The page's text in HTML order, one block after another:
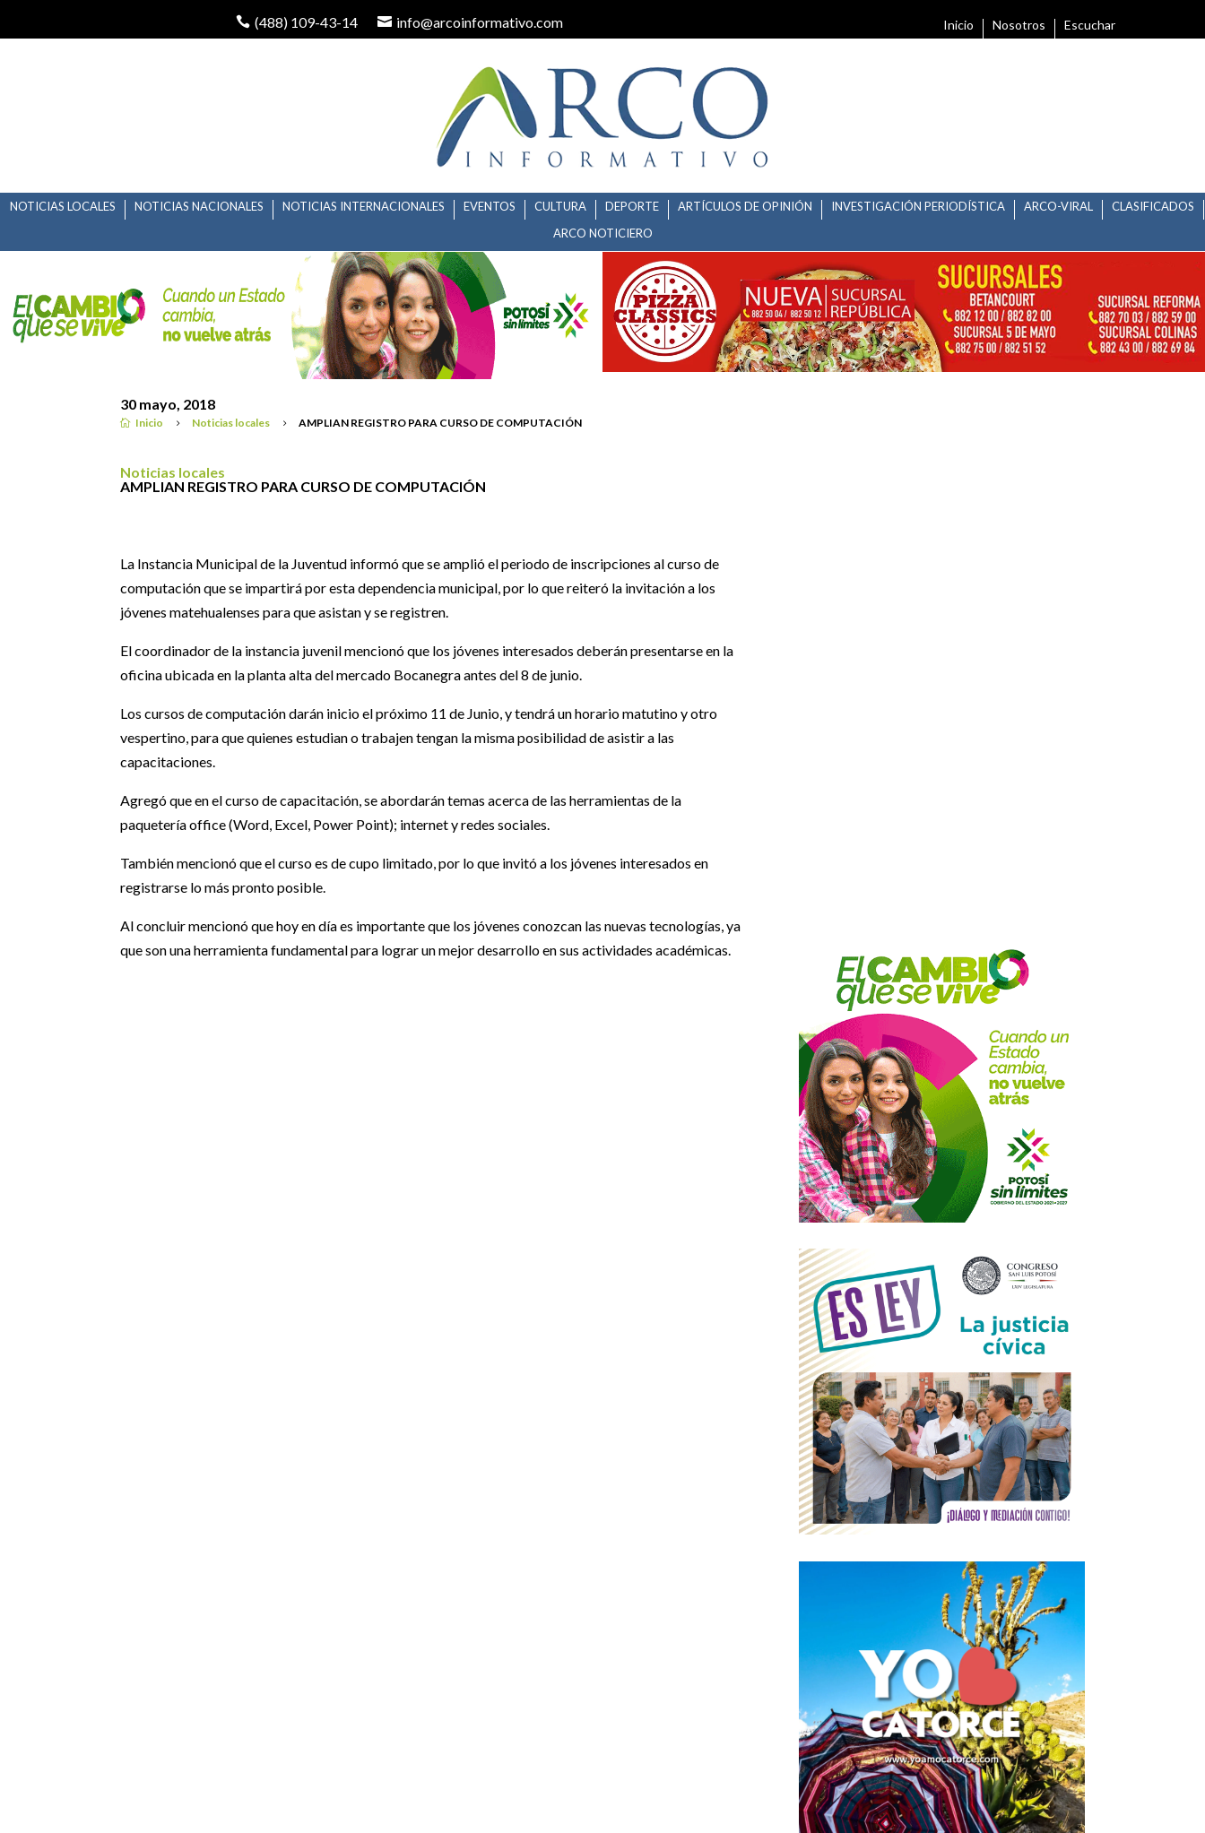
(488) 109-43-14 info@arcoinformativo.com Inicio Nosotros Escuchar
NOTICIAS LOCALES NOTICIAS NACIONALES NOTICIAS INTERNACIONALES EVENTOS CULTURA DEPORTE ARTÍCULOS DE OPINIÓN INVESTIGACIÓN PERIODÍSTICA ARCO-VIRAL
CLASIFICADOS
ARCO NOTICIERO
 Inicio 5 Noticias locales 5 AMPLIAN REGISTRO PARA CURSO DE COMPUTACIÓN
AMPLIAN REGISTRO PARA CURSO DE COMPUTACIÓN
Noticias locales
30 mayo, 2018
AMPLIAN REGISTRO PARA CURSO DE COMPUTACIÓN
La Instancia Municipal de la Juventud informó que se amplió el periodo de inscripciones al curso de
computación que se impartirá por esta dependencia municipal, por lo que reiteró la invitación a los
jóvenes matehualenses para que asistan y se registren.
El coordinador de la instancia juvenil mencionó que los jóvenes interesados deberán presentarse en la
oficina ubicada en la planta alta del mercado Bocanegra antes del 8 de junio.
Los cursos de computación darán inicio el próximo 11 de Junio, y tendrá un horario matutino y otro
vespertino, para que quienes estudian o trabajen tengan la misma posibilidad de asistir a las
capacitaciones.
Agregó que en el curso de capacitación, se abordarán temas acerca de las herramientas de la
paquetería office (Word, Excel, Power Point); internet y redes sociales.
También mencionó que el curso es de cupo limitado, por lo que invitó a los jóvenes interesados en
registrarse lo más pronto posible.
Al concluir mencionó que hoy en día es importante que los jóvenes conozcan las nuevas tecnologías, ya
que son una herramienta fundamental para lograr un mejor desarrollo en sus actividades académicas.